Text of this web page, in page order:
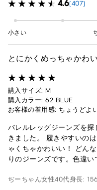
4.6(407)
小さい
とにかくめっちゃかわ
購入サイズ: M
購入カラー: 62 BLUE
お客様の着用感: ちょうどよ
バレルレッグジーンズを
きました。 履きやすいの
ゃくちゃかわいい！ どん
りのジーンズです。色違い
ぢーちゃん女性40代身長: